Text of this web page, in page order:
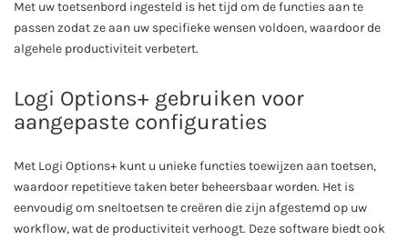
Met uw toetsenbord ingesteld is het tijd om de functies aan te
passen zodat ze aan uw specifieke wensen voldoen, waardoor de
algehele productiviteit verbetert.
Logi Options+ gebruiken voor
aangepaste configuraties
Met Logi Options+ kunt u unieke functies toewijzen aan toetsen,
waardoor repetitieve taken beter beheersbaar worden. Het is
eenvoudig om sneltoetsen te creëren die zijn afgestemd op uw
workflow, wat de productiviteit verhoogt. Deze software biedt ook